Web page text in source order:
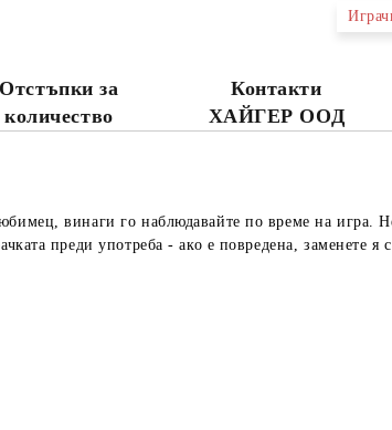
Отстъпки за
количество
Контакти
ХАЙГЕР ООД
винаги го наблюдавайте по време на игра.
преди употреба - ако е повредена, заменете